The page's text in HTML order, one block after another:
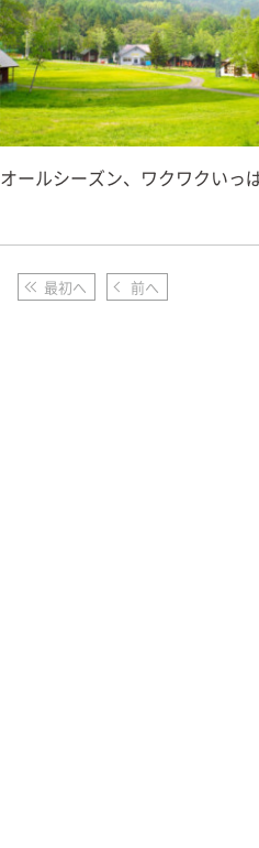
オールシーズン、ワクワクいっ
最初へ 前へ